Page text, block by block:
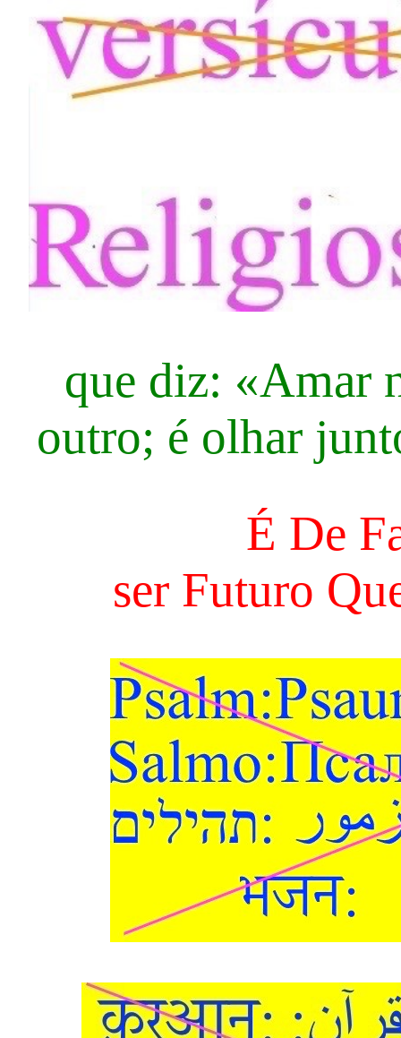
que diz: «Amar
outro; é olhar
É De
ser Futuro